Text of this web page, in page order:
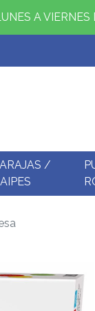
A VIERNES
/